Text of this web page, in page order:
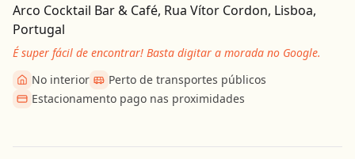
Arco Cocktail Bar & Café, Rua Vítor Cordon, Lisboa,
Portugal
É super fácil de encontrar! Basta digitar a morada no Google.
No interior
Perto de transportes públicos
Estacionamento pago nas proximidades
Leaflet| ©OpenStreetMap